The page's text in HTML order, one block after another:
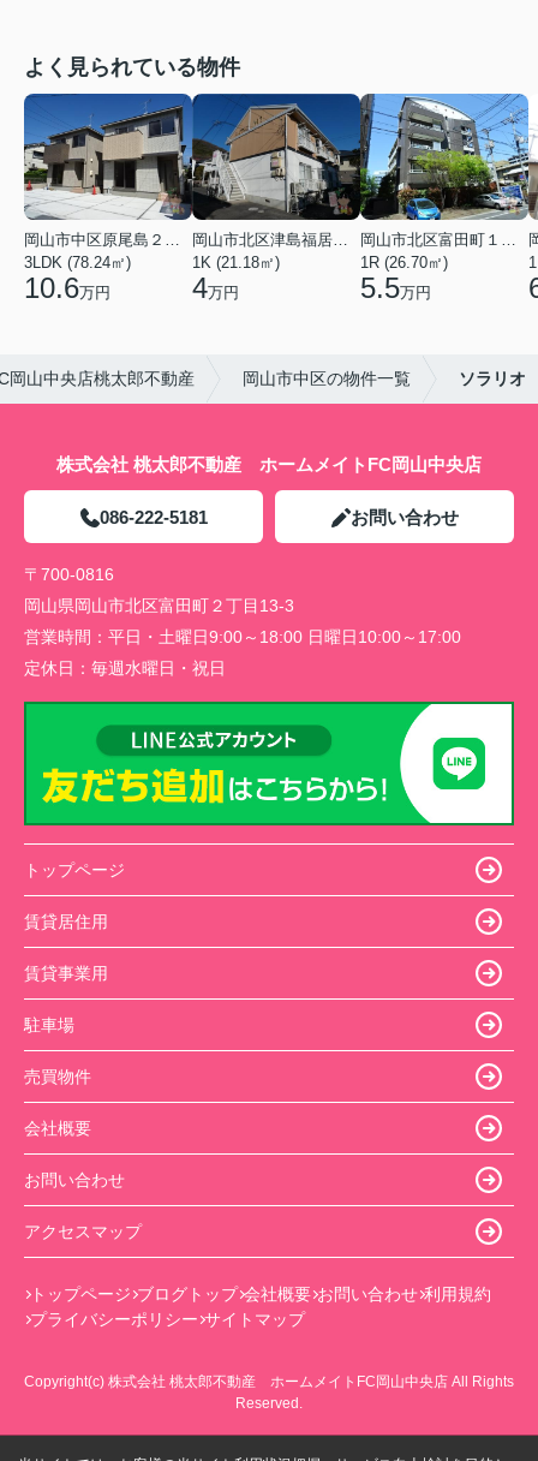
よく見られている物件
岡山市中区原尾島２丁目
3LDK (78.24㎡)
10.6万円
岡山市北区津島福居１丁目
1K (21.18㎡)
4万円
岡山市北区富田町１丁目
1R (26.70㎡)
5.5万円
岡山中央店桃太郎不動産 岡山市中区の物件一覧 ソラリオ
株式会社 桃太郎不動産 ホームメイトFC岡山中央店
086-222-5181 お問い合わせ
〒700-0816
岡山県岡山市北区富田町２丁目13-3
営業時間： 平日・土曜日9:00～18:00 日曜日10:00～17:00
定休日： 毎週水曜日・祝日
トップページ
賃貸居住用
賃貸事業用
駐車場
売買物件
会社概要
お問い合わせ
アクセスマップ
トップページ ブログトップ 会社概要 お問い合わせ 利用規約
プライバシーポリシー サイトマップ
Copyright(c) 株式会社 桃太郎不動産 ホームメイトFC岡山中央店 All Rights
Reserved.